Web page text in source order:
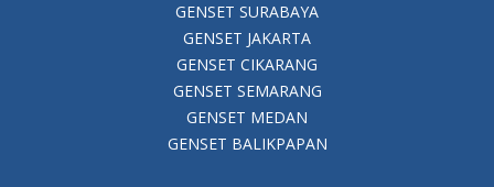
GENSET SURABAYA
GENSET JAKARTA
GENSET CIKARANG
GENSET SEMARANG
GENSET MEDAN
GENSET BALIKPAPAN